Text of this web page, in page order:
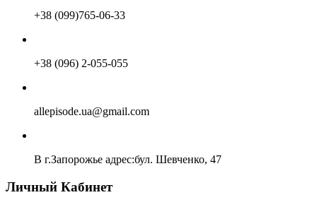
+38 (099)765-06-33
+38 (096) 2-055-055
allepisode.ua@gmail.com
В г.Запорожье адрес:бул. Шевченко, 47
Личный Кабинет